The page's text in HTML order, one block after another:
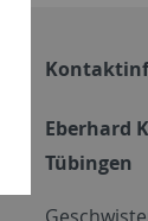
Eberhard
Tübingen